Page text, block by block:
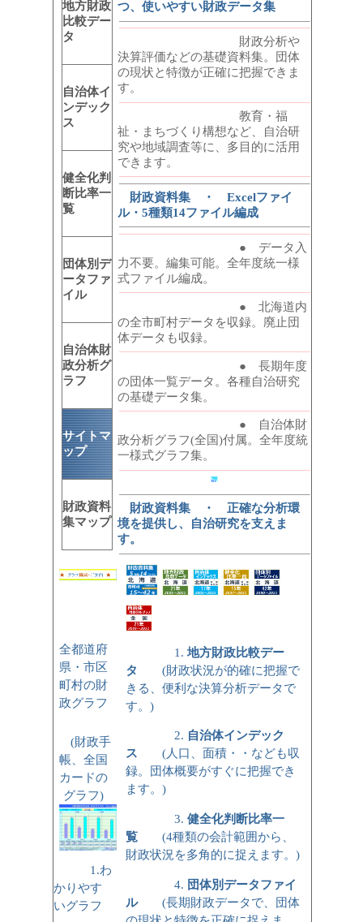
地方財政
比較デー
タ
自治体イ
ンデック
ス
健全化判
断比率一
覧
団体別デ
ータファ
イル
自治体財
政分析グ
ラフ
サイトマ
ップ
財政資料
集マップ
全都道府
県・市区
町村の財
政グラフ
(財政手
帳、全国
カードの
グラフ)
1.わ
かりやす
いグラフ
つ、使いやすい財政データ集
財政分析や
決算評価などの基礎資料集。団体
の現状と特徴が正確に把握できま
す。
教育・福
祉・まちづくり構想など、自治研
究や地域調査等に、多目的に活用
できます。
財政資料集 ・ Excelファイ
ル・5種類14ファイル編成
● データ入
力不要。編集可能。全年度統一様
式ファイル編成。
● 北海道内
の全市町村データを収録。廃止団
体データも収録。
● 長期年度
の団体一覧データ。各種自治研究
の基礎データ集。
● 自治体財
政分析グラフ(全国)付属。全年度統
一様式グラフ集。
財政資料集 ・ 正確な分析環
境を提供し、自治研究を支えま
す。
1.地方財政比較デー
タ
(財政状況が的確に把握で
きる、便利な決算分析データで
す。)
2. 自治体インデック
ス (人口、面積・・なども収
録。団体概要がすぐに把握でき
ます。)
3.健全化判断比率一
覧 (4種類の会計範囲から、
財政状況を多角的に捉えます。)
4. 団体別データファイ
ル(長期財政データで、団体